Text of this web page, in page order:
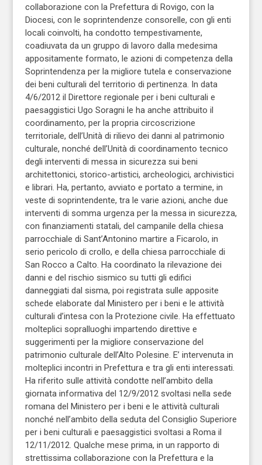
collaborazione con la Prefettura di Rovigo, con la
Diocesi, con le soprintendenze consorelle, con gli enti
locali coinvolti, ha condotto tempestivamente,
coadiuvata da un gruppo di lavoro dalla medesima
appositamente formato, le azioni di competenza della
Soprintendenza per la migliore tutela e conservazione
dei beni culturali del territorio di pertinenza. In data
4/6/2012 il Direttore regionale per i beni culturali e
paesaggistici Ugo Soragni le ha anche attribuito il
coordinamento, per la propria circoscrizione
territoriale, dell’Unità di rilievo dei danni al patrimonio
culturale, nonché dell’Unità di coordinamento tecnico
degli interventi di messa in sicurezza sui beni
architettonici, storico-artistici, archeologici, archivistici
e librari. Ha, pertanto, avviato e portato a termine, in
veste di soprintendente, tra le varie azioni, anche due
interventi di somma urgenza per la messa in sicurezza,
con finanziamenti statali, del campanile della chiesa
parrocchiale di Sant’Antonino martire a Ficarolo, in
serio pericolo di crollo, e della chiesa parrocchiale di
San Rocco a Calto. Ha coordinato la rilevazione dei
danni e del rischio sismico su tutti gli edifici
danneggiati dal sisma, poi registrata sulle apposite
schede elaborate dal Ministero per i beni e le attività
culturali d’intesa con la Protezione civile. Ha effettuato
molteplici sopralluoghi impartendo direttive e
suggerimenti per la migliore conservazione del
patrimonio culturale dell’Alto Polesine. E’ intervenuta in
molteplici incontri in Prefettura e tra gli enti interessati.
Ha riferito sulle attività condotte nell’ambito della
giornata informativa del 12/9/2012 svoltasi nella sede
romana del Ministero per i beni e le attività culturali
nonché nell’ambito della seduta del Consiglio Superiore
per i beni culturali e paesaggistici svoltasi a Roma il
12/11/2012. Qualche mese prima, in un rapporto di
strettissima collaborazione con la Prefettura e la